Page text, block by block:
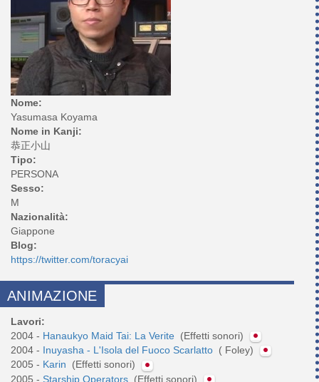
Nome:
Yasumasa Koyama
Nome in Kanji:
恭正小山
Tipo:
PERSONA
Sesso:
M
Nazionalità:
Giappone
Blog:
https://twitter.com/toracyai
ANIMAZIONE
Lavori:
2004 - Hanaukyo Maid Tai: La Verite (Effetti sonori)
2004 - Inuyasha - L'Isola del Fuoco Scarlatto ( Foley)
2005 - Karin
(Effetti sonori)
2005 - Starship Operators (Effetti sonori)